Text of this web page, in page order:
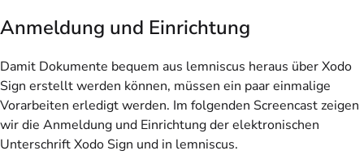
Anmeldung und Einrichtung
Damit Dokumente bequem aus lemniscus heraus über Xodo
Sign erstellt werden können, müssen ein paar einmalige
Vorarbeiten erledigt werden. Im folgenden Screencast zeigen
wir die Anmeldung und Einrichtung der elektronischen
Unterschrift Xodo Sign und in lemniscus.